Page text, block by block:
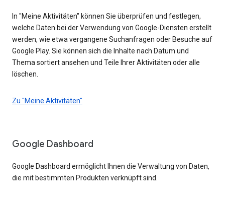
In "Meine Aktivitäten" können Sie überprüfen und festlegen,
welche Daten bei der Verwendung von Google-Diensten erstellt
werden, wie etwa vergangene Suchanfragen oder Besuche auf
Google Play. Sie können sich die Inhalte nach Datum und
Thema sortiert ansehen und Teile Ihrer Aktivitäten oder alle
löschen.
Zu "Meine Aktivitäten"
Google Dashboard
Google Dashboard ermöglicht Ihnen die Verwaltung von Daten,
die mit bestimmten Produkten verknüpft sind.